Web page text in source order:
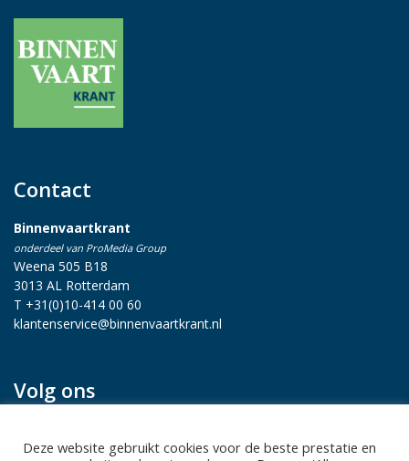
Contact
Binnenvaartkrant
onderdeel van ProMedia Group
Weena 505 B18
3013 AL Rotterdam
T +31(0)10-414 00 60
klantenservice@binnenvaartkrant.nl
Volg ons
Deze website gebruikt cookies voor de beste prestatie en